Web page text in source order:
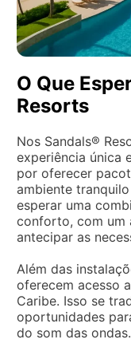
O Que
Resorts
Nos Sandals®
experiência única
por oferecer
ambiente
esperar uma
conforto, com um
antecipar as
Além das
oferecem acesso
Caribe. Isso se
oportunidades
do som das ondas.